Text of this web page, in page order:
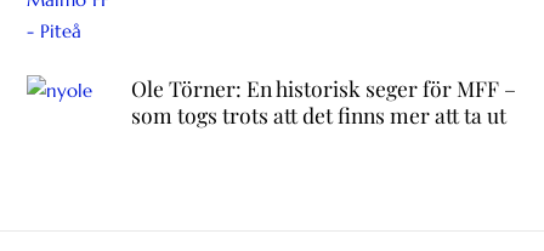
Ole Törner: En historisk seger för MFF –
som togs trots att det finns mer att ta ut